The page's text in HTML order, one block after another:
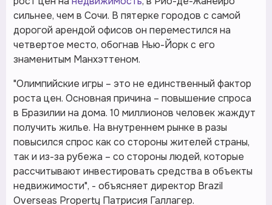
сильнее, чем в Сочи. В пятерке городов с самой
дорогой арендой офисов он переместился на
четвертое место, обогнав Нью-Йорк с его
знаменитым Манхэттеном.
"Олимпийские игры – это не единственный фактор
роста цен. Основная причина – повышение спроса
в Бразилии на дома. 10 миллионов человек жаждут
получить жилье. На внутреннем рынке в разы
повысился спрос как со стороны жителей страны,
так и из-за рубежа – со стороны людей, которые
рассчитывают инвестировать средства в объекты
недвижимости", - объясняет директор Brazil
Overseas Property Патрисия Галлагер.